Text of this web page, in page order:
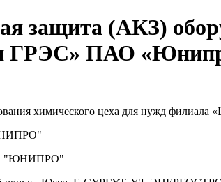
защита (АКЗ)
ГРЭС» ПАО
химического цеха для нужд
"ЮНИПРО"